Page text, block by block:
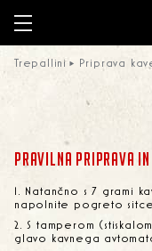
Trepallini Priprava
PRAVILNA PRIPRAVA
Natančno s 7 grami
napolnite pogreto
S tamperom
glavo kavnega